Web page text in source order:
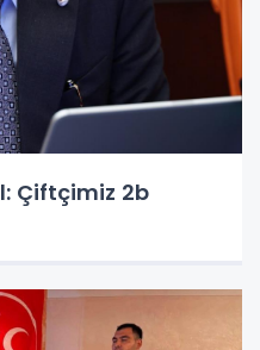
Çiftçimiz 2b